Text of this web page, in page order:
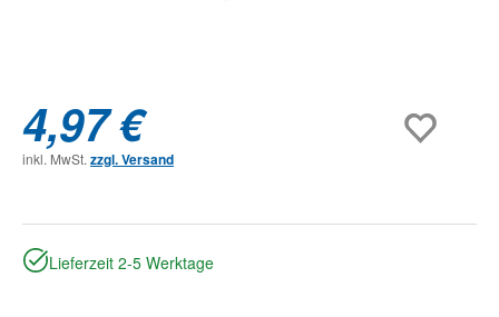
4,97 €
inkl. MwSt. zzgl. Versand
Lieferzeit 2-5 Werktage